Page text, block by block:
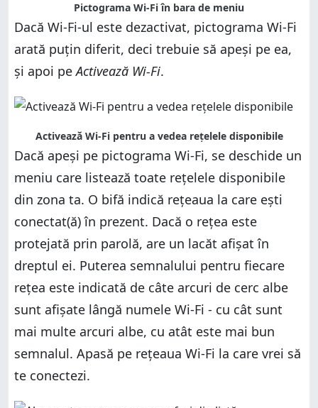
Pictograma Wi-Fi în bara de meniu
Dacă Wi-Fi-ul este dezactivat, pictograma Wi-Fi
arată puțin diferit, deci trebuie să apeși pe ea,
și apoi peActivează Wi-Fi.
Activează Wi-Fi pentru a vedea rețelele disponibile
Dacă apeși pe pictograma Wi-Fi, se deschide un
meniu care listează toate rețelele disponibile
din zona ta. O bifă indică rețeaua la care ești
conectat(ă) în prezent. Dacă o rețea este
protejată prin parolă, are un lacăt afișat în
dreptul ei. Puterea semnalului pentru fiecare
rețea este indicată de câte arcuri de cerc albe
sunt afișate lângă numele Wi-Fi - cu cât sunt
mai multe arcuri albe, cu atât este mai bun
semnalul. Apasă pe rețeaua Wi-Fi la care vrei să
te conectezi.